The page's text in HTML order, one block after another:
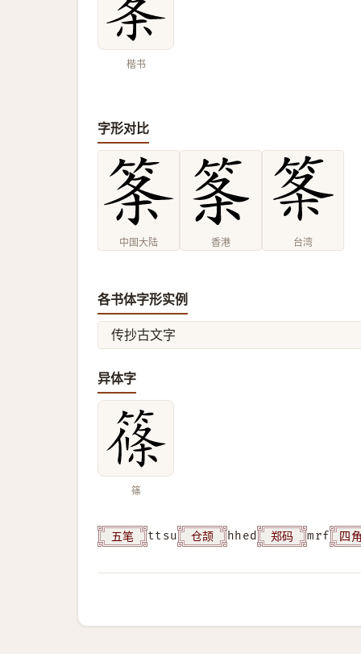
楷书
字形对比
中国大陆 香港 台湾
各书体字形实例
传抄古文字
异体字
篠
五笔 ttsu 仓颉 hhed 郑码 mrf 四